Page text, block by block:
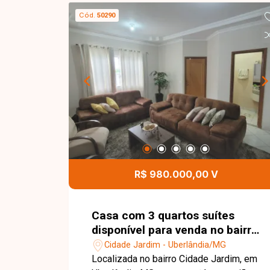
integrada à área de lazer com
churrasqueira, 2 corredores externos
que garantem ventilação e privacidade,
além de garagem com espaço para 2
carros. Imóvel completo, ideal para
famílias que valorizam espaço e área
de lazer em excelente localização.
Entre em contato para mais
informações e agende sua visita.
Cód. 50290
R$ 980.000,00 V
Casa com 3 quartos suítes
disponível para venda no bairro
Cidade Jardim Uberlândia-MG
Cidade Jardim - Uberlândia/MG
Localizada no bairro Cidade Jardim, em